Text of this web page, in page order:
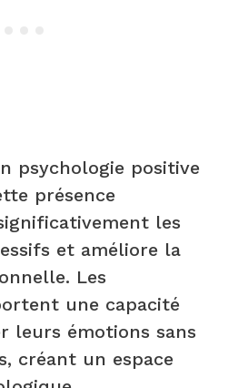
psychologie positive
présence
les
et améliore la
Les
une capacité
leurs émotions sans
créant un espace